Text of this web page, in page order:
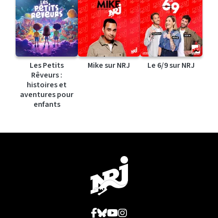
Les Petits
Rêveurs :
histoires et
aventures pour
enfants
Mike sur NRJ Le 6/9 sur NRJ